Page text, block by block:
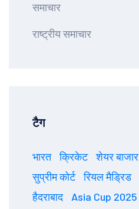
समाचार
राष्ट्रीय समाचार
टैग
भारत क्रिकेट शेयर बाजार
सुप्रीम कोर्ट
रियल मैड्रिड
हैदराबाद
Asia Cup 2025